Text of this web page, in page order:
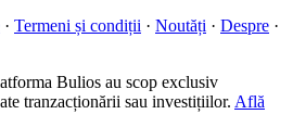
· Termeni și condiții · Noutăți · Despre ·
Bulios au scop exclusiv
tranzacționării sau investițiilor. Află